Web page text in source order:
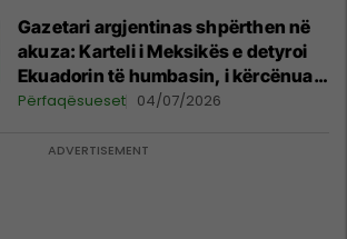
Gazetari argjentinas shpërthen në
akuza: Karteli i Meksikës e detyroi
Ekuadorin të humbasin, i kërcënuan
lojtarët dhe familjet e tyre
Përfaqësueset 04/07/2026